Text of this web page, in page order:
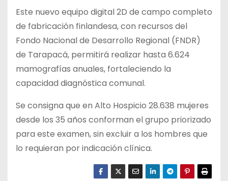
Este nuevo equipo digital 2D de campo completo
de fabricación finlandesa, con recursos del
Fondo Nacional de Desarrollo Regional (FNDR)
de Tarapacá, permitirá realizar hasta 6.624
mamografías anuales, fortaleciendo la
capacidad diagnóstica comunal.
Se consigna que en Alto Hospicio 28.638 mujeres
desde los 35 años conforman el grupo priorizado
para este examen, sin excluir a los hombres que
lo requieran por indicación clínica.